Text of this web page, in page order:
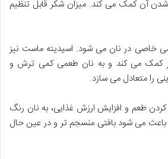
آن کمک می کند. میزان شکر قابل تنظیم
خاصی در نان می شود. اسیدیته ماست نیز
کمک می کند و به نان طعمی کمی ترش و
را متعادل می سازد.
کردن طعم و افزایش ارزش غذایی، به نان رنگ
می شود بافتی منسجم تر و در عین حال